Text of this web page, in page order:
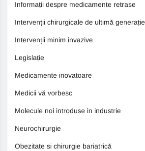
Informații despre medicamente retrase
Intervenții chirurgicale de ultimă generație
Intervenții minim invazive
Legislație
Medicamente inovatoare
Medicii vă vorbesc
Molecule noi introduse in industrie
Neurochirurgie
Obezitate si chirurgie bariatrică